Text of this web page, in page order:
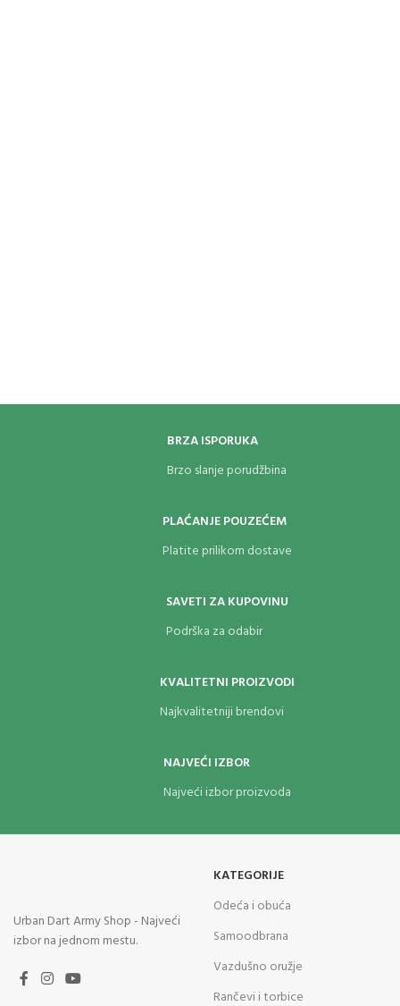
BRZA ISPORUKA
Brzo slanje porudžbina
PLAĆANJE POUZEĆEM
Platite prilikom dostave
SAVETI ZA KUPOVINU
Podrška za odabir
KVALITETNI PROIZVODI
Najkvalitetniji brendovi
NAJVEĆI IZBOR
Najveći izbor proizvoda
Urban Dart Army Shop - Najveći
izbor na jednom mestu.
KATEGORIJE
Odeća i obuća
Samoodbrana
Vazdušno oružje
Rančevi i torbice